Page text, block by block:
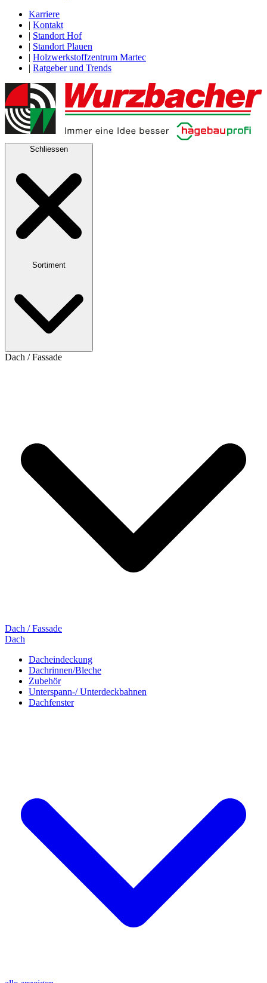
Karriere
| Kontakt
| Standort Hof
| Standort Plauen
| Holzwerkstoffzentrum Martec
| Ratgeber und Trends
Schliessen
Sortiment
Dach / Fassade
Dach / Fassade
Dach
Dacheindeckung
Dachrinnen/Bleche
Zubehör
Unterspann-/ Unterdeckbahnen
Dachfenster